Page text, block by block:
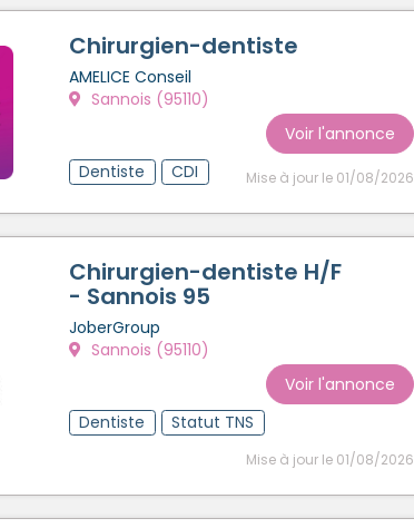
Chirurgien-dentiste
AMELICE Conseil
Sannois (95110)
Voir l'annonce
Dentiste
CDI Mise à jour le 01/08/2026
Chirurgien-dentiste H/F
- Sannois 95
JoberGroup
Sannois (95110)
Voir l'annonce
Dentiste
Statut TNS
Mise à jour le 01/08/2026